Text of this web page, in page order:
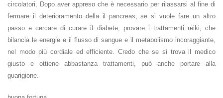
circolatori, Dopo aver appreso che è necessario per rilassarsi al fine di
fermare il deterioramento della il pancreas, se si vuole fare un altro
passo e cercare di curare il diabete, provare i trattamenti reiki, che
bilancia le energie e il flusso di sangue e il metabolismo incoraggiante,
nel modo più cordiale ed efficiente. Credo che se si trova il medico
giusto e ottiene abbastanza trattamenti, può anche portare alla
guarigione.